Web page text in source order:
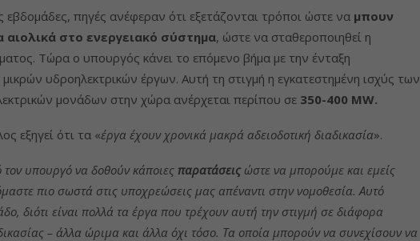
εβδομάδες, πηγές ανέφεραν ότι εξετάζονται τρόποι ώστε να μπουν
στο ενεργειακό σύστημα, ώστε να σταθεροποιηθεί η
Τώρα ο υπουργός κάνει το επόμενο βήμα με την ένταξη
υδροηλεκτρικών έργων. Αυτή τη στιγμή η εγκατεστημένη ισχύς των
μονάδων στην χώρα ανέρχεται περίπου σε 350-400 MW.
εξηγεί ότι τα «έργα έχουν χρονικά μακρά αδειοδοτική διαδικασία».
υπουργό να δοθούν κάποιες παρατάσειςώστε να μπορούμε και εμείς
πιο σωστά στις υποχρεώσεις μας απέναντι στην νομοθεσία. Αυτό
διότι είναι πολλά τα έργα που τρέχουν αυτή την στιγμή σε διάφορα
– άλλα ώριμα και άλλα όχι τόσο. Τα οποία μπορούν να συνεχίσουν να